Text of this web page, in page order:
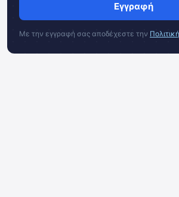
Εγγραφή
Με την εγγραφή σας αποδέχεστε την